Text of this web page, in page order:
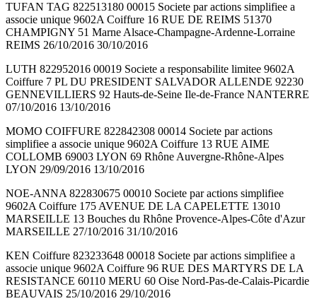
TUFAN TAG 822513180 00015 Societe par actions simplifiee a
associe unique 9602A Coiffure 16 RUE DE REIMS 51370
CHAMPIGNY 51 Marne Alsace-Champagne-Ardenne-Lorraine
REIMS 26/10/2016 30/10/2016
LUTH 822952016 00019 Societe a responsabilite limitee 9602A
Coiffure 7 PL DU PRESIDENT SALVADOR ALLENDE 92230
GENNEVILLIERS 92 Hauts-de-Seine Ile-de-France NANTERRE
07/10/2016 13/10/2016
MOMO COIFFURE 822842308 00014 Societe par actions
simplifiee a associe unique 9602A Coiffure 13 RUE AIME
COLLOMB 69003 LYON 69 Rhône Auvergne-Rhône-Alpes
LYON 29/09/2016 13/10/2016
NOE-ANNA 822830675 00010 Societe par actions simplifiee
9602A Coiffure 175 AVENUE DE LA CAPELETTE 13010
MARSEILLE 13 Bouches du Rhône Provence-Alpes-Côte d'Azur
MARSEILLE 27/10/2016 31/10/2016
KEN Coiffure 823233648 00018 Societe par actions simplifiee a
associe unique 9602A Coiffure 96 RUE DES MARTYRS DE LA
RESISTANCE 60110 MERU 60 Oise Nord-Pas-de-Calais-Picardie
BEAUVAIS 25/10/2016 29/10/2016